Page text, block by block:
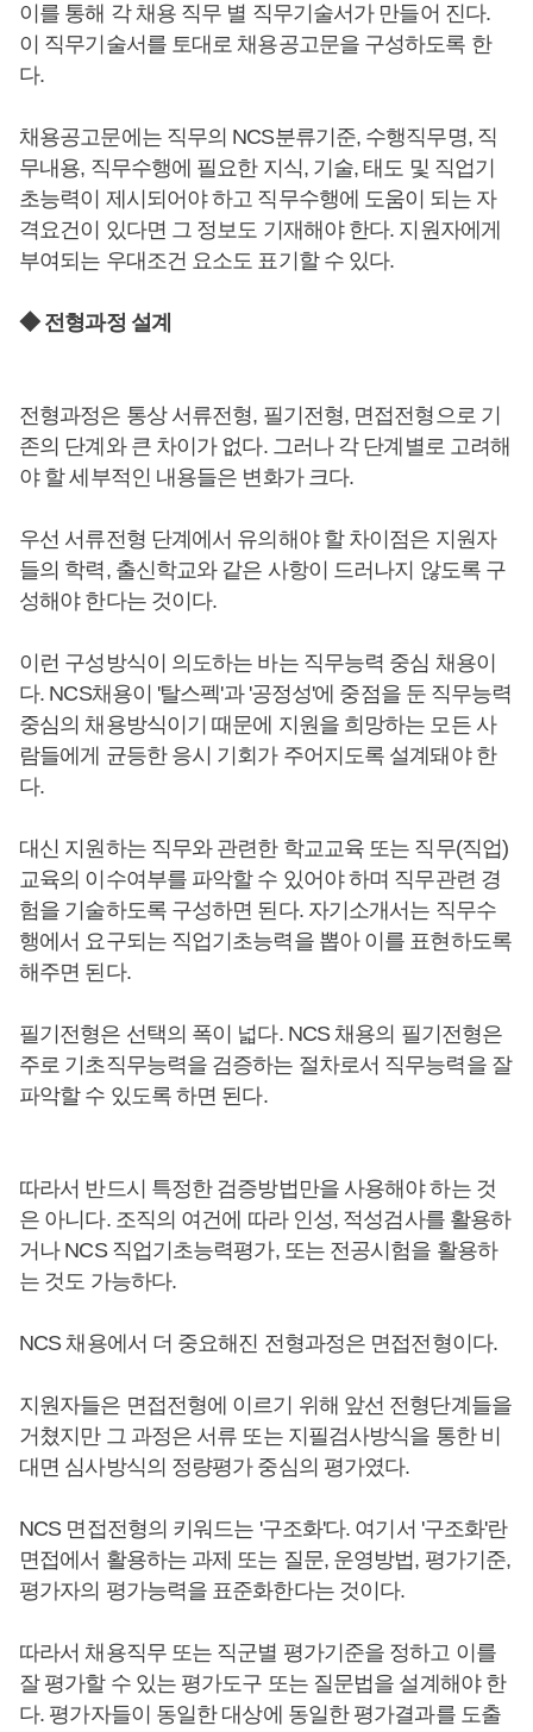
이를 통해 각 채용 직무 별 직무기술서가 만들어 진다.
이 직무기술서를 토대로 채용공고문을 구성하도록 한
다.
채용공고문에는 직무의 NCS분류기준, 수행직무명, 직
무내용, 직무수행에 필요한 지식, 기술, 태도 및 직업기
초능력이 제시되어야 하고 직무수행에 도움이 되는 자
격요건이 있다면 그 정보도 기재해야 한다. 지원자에게
부여되는 우대조건 요소도 표기할 수 있다.
◆ 전형과정 설계
전형과정은 통상 서류전형, 필기전형, 면접전형으로 기
존의 단계와 큰 차이가 없다. 그러나 각 단계별로 고려해
야 할 세부적인 내용들은 변화가 크다.
우선 서류전형 단계에서 유의해야 할 차이점은 지원자
들의 학력, 출신학교와 같은 사항이 드러나지 않도록 구
성해야 한다는 것이다.
이런 구성방식이 의도하는 바는 직무능력 중심 채용이
다. NCS채용이 '탈스펙'과 '공정성'에 중점을 둔 직무능력
중심의 채용방식이기 때문에 지원을 희망하는 모든 사
람들에게 균등한 응시 기회가 주어지도록 설계돼야 한
다.
대신 지원하는 직무와 관련한 학교교육 또는 직무(직업)
교육의 이수여부를 파악할 수 있어야 하며 직무관련 경
험을 기술하도록 구성하면 된다. 자기소개서는 직무수
행에서 요구되는 직업기초능력을 뽑아 이를 표현하도록
해주면 된다.
필기전형은 선택의 폭이 넓다. NCS 채용의 필기전형은
주로 기초직무능력을 검증하는 절차로서 직무능력을 잘
파악할 수 있도록 하면 된다.
따라서 반드시 특정한 검증방법만을 사용해야 하는 것
은 아니다. 조직의 여건에 따라 인성, 적성검사를 활용하
거나 NCS 직업기초능력평가, 또는 전공시험을 활용하
는 것도 가능하다.
NCS 채용에서 더 중요해진 전형과정은 면접전형이다.
지원자들은 면접전형에 이르기 위해 앞선 전형단계들을
거쳤지만 그 과정은 서류 또는 지필검사방식을 통한 비
대면 심사방식의 정량평가 중심의 평가였다.
NCS 면접전형의 키워드는 '구조화'다. 여기서 '구조화'란
면접에서 활용하는 과제 또는 질문, 운영방법, 평가기준,
평가자의 평가능력을 표준화한다는 것이다.
따라서 채용직무 또는 직군별 평가기준을 정하고 이를
잘 평가할 수 있는 평가도구 또는 질문법을 설계해야 한
다. 평가자들이 동일한 대상에 동일한 평가결과를 도출